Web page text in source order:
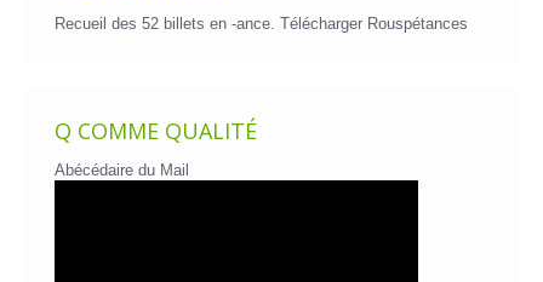
Recueil des 52 billets en -ance. Télécharger Rouspétances
Q COMME QUALITÉ
Abécédaire du Mail